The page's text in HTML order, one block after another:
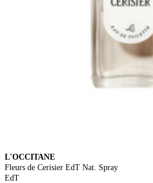
L'OCCITANE
Fleurs de Cerisier EdT Nat. Spray
EdT